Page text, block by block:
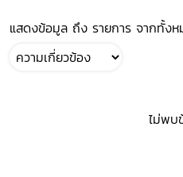
แสดงข้อมูล ถึง รายการ จากทั้ง
ไม่พบ